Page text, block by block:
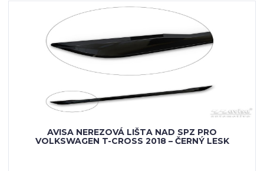
AVISA NEREZOVÁ LIŠTA NAD SPZ PRO
VOLKSWAGEN T-CROSS 2018 – ČERNÝ LESK